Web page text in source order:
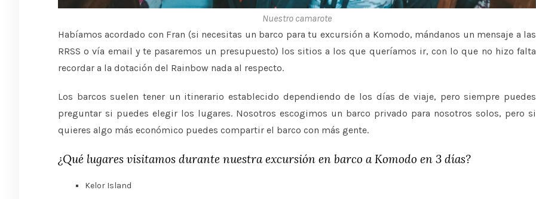
Nuestro camarote
Habíamos acordado con Fran (si necesitas un barco para tu excursión a Komodo, mándanos un mensaje a las
RRSS o vía email y te pasaremos un presupuesto) los sitios a los que queríamos ir, con lo que no hizo falta
recordar a la dotación del Rainbow nada al respecto.
Los barcos suelen tener un itinerario establecido dependiendo de los días de viaje, pero siempre puedes
preguntar si puedes elegir los lugares. Nosotros escogimos un barco privado para nosotros solos, pero si
quieres algo más económico puedes compartir el barco con más gente.
¿Qué lugares visitamos durante nuestra excursión en barco a Komodo en 3 días?
Kelor Island